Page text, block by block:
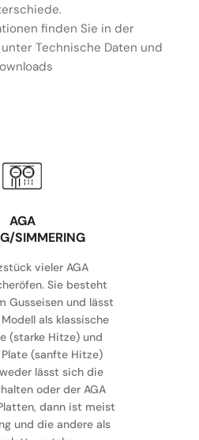
finden Sie in der
Technische Daten und
AGA
SIMMERING
vieler AGA
Sie besteht
Gusseisen und lässt
als klassische
(starke Hitze) und
(sanfte Hitze)
lässt sich die
oder der AGA
dann ist meist
und die andere als